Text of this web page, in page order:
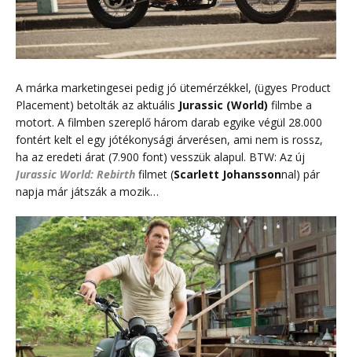
A márka marketingesei pedig jó ütemérzékkel, (ügyes Product
Placement) betolták az aktuális Jurassic (World) filmbe a
motort. A filmben szereplő három darab egyike végül 28.000
fontért kelt el egy jótékonysági árverésen, ami nem is rossz,
ha az eredeti árat (7.900 font) vesszük alapul. BTW: Az új
Jurassic World: Rebirth filmet (Scarlett Johanssonnal) pár
napja már játszák a mozik…